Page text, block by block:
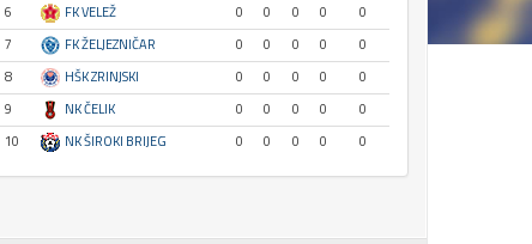
6
FK VELEŽ 0 0 0 0
0
7
FK ŽELJEZNIČAR 0 0 0 0
0
8
HŠK ZRINJSKI 0 0 0 0
0
9
NK ČELIK 0 0 0 0
0
10
NK ŠIROKI BRIJEG 0 0 0 0 0